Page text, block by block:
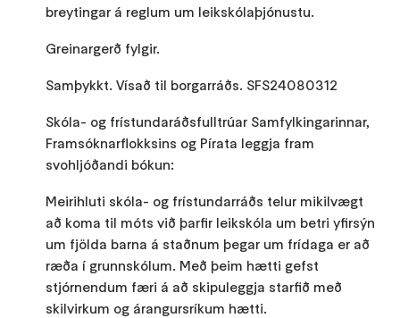
breytingar á reglum um leikskólaþjónustu.
Greinargerð fylgir.
Samþykkt. Vísað til borgarráðs. SFS24080312
Skóla- og frístundaráðsfulltrúar Samfylkingarinnar,
Framsóknarflokksins og Pírata leggja fram
svohljóðandi bókun:
Meirihluti skóla- og frístundarráðs telur mikilvægt
að koma til móts við þarfir leikskóla um betri yfirsýn
um fjölda barna á staðnum þegar um frídaga er að
ræða í grunnskólum. Með þeim hætti gefst
stjórnendum færi á að skipuleggja starfið með
skilvirkum og árangursríkum hætti.